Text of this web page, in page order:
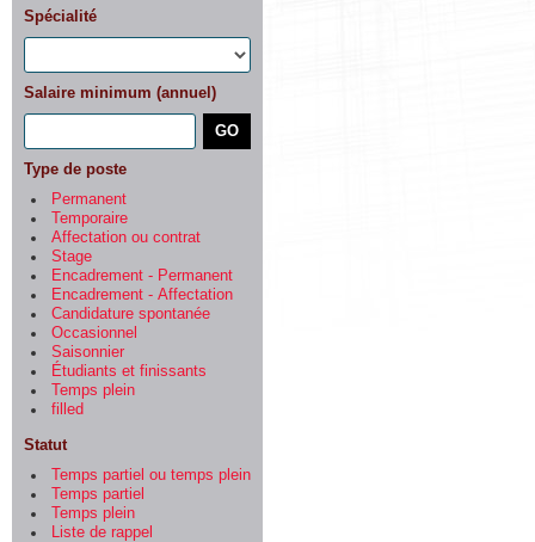
Spécialité
Salaire minimum (annuel)
Type de poste
Permanent
Temporaire
Affectation ou contrat
Stage
Encadrement - Permanent
Encadrement - Affectation
Candidature spontanée
Occasionnel
Saisonnier
Étudiants et finissants
Temps plein
filled
Statut
Temps partiel ou temps plein
Temps partiel
Temps plein
Liste de rappel